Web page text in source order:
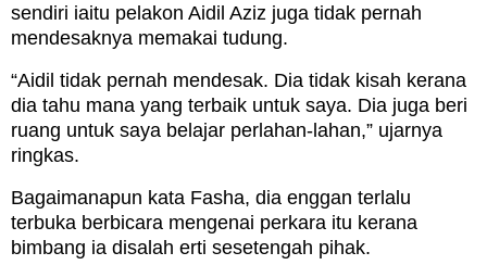
sendiri iaitu pelakon Aidil Aziz juga tidak pernah
mendesaknya memakai tudung.
“Aidil tidak pernah mendesak. Dia tidak kisah kerana
dia tahu mana yang terbaik untuk saya. Dia juga beri
ruang untuk saya belajar perlahan-lahan,” ujarnya
ringkas.
Bagaimanapun kata Fasha, dia enggan terlalu
terbuka berbicara mengenai perkara itu kerana
bimbang ia disalah erti sesetengah pihak.